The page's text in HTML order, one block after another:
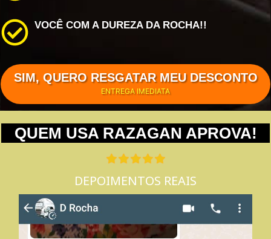
VOCÊ COM A DUREZA DA ROCHA!!
SIM, QUERO RESGATAR MEU DESCONTO
ENTREGA IMEDIATA
QUEM USA RAZAGAN APROVA!
DEPOIMENTOS REAIS